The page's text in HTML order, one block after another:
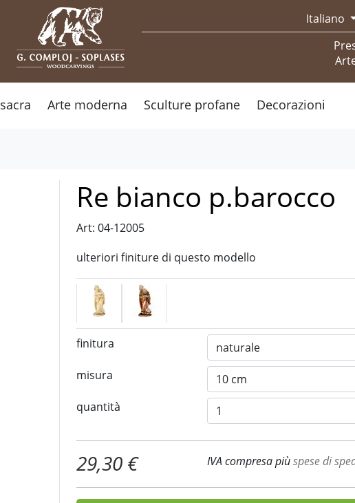
Italiano
Arte moderna Sculture profane Decorazioni
Re bianco p.barocco
Art: 04-12005
ulteriori finiture di questo modello
finitura
misura
quantità
29,30 € IVA compresa piùspese di